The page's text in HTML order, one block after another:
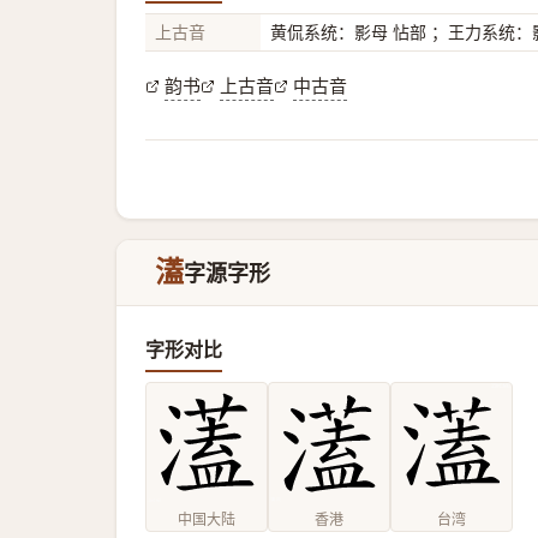
上古音 黄侃系统：影母 怗部 ；王力系统：
韵书 上古音 中古音
濭字源字形
字形对比
中国大陆 香港 台湾